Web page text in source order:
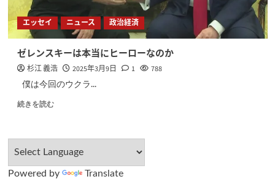
エッセイ ニュース 政治経済
ゼレンスキーは本当にヒーローなのか
杉江 義浩 2025年3月9日 1 788
僕は今回のウクラ...
続きを読む
Powered by Translate